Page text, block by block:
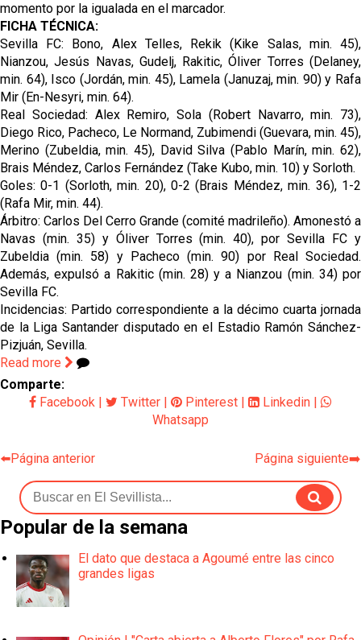
momento por la igualada en el marcador.
FICHA TÉCNICA:
Sevilla FC: Bono, Alex Telles, Rekik (Kike Salas, min. 45),
Nianzou, Jesús Navas, Gudelj, Rakitic, Óliver Torres (Delaney,
min. 64), Isco (Jordán, min. 45), Lamela (Januzaj, min. 90) y Rafa
Mir (En-Nesyri, min. 64).
Real Sociedad: Alex Remiro, Sola (Robert Navarro, min. 73),
Diego Rico, Pacheco, Le Normand, Zubimendi (Guevara, min. 45),
Merino (Zubeldia, min. 45), David Silva (Pablo Marín, min. 62),
Brais Méndez, Carlos Fernández (Take Kubo, min. 10) y Sorloth.
Goles: 0-1 (Sorloth, min. 20), 0-2 (Brais Méndez, min. 36), 1-2
(Rafa Mir, min. 44).
Árbitro: Carlos Del Cerro Grande (comité madrileño). Amonestó a
Navas (min. 35) y Óliver Torres (min. 40), por Sevilla FC y
Zubeldia (min. 58) y Pacheco (min. 90) por Real Sociedad.
Además, expulsó a Rakitic (min. 28) y a Nianzou (min. 34) por
Sevilla FC.
Incidencias: Partido correspondiente a la décimo cuarta jornada
de la Liga Santander disputado en el Estadio Ramón Sánchez-
Pizjuán, Sevilla.
Read more
Comparte:
Facebook
Twitter Pinterest Linkedin
Whatsapp
⬅️Página anterior Página siguiente➡️
Popular de la semana
El dato que destaca a Agoumé entre las cinco
grandes ligas